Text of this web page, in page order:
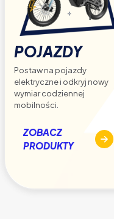
POJAZDY
Postaw na pojazdy
elektryczne i odkryj nowy
wymiar codziennej
mobilności.
ZOBACZ
PRODUKTY